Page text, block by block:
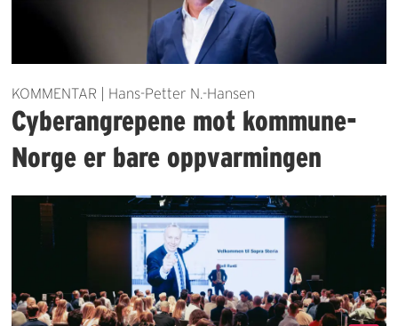
KOMMENTAR | Hans-Petter N.-Hansen
Cyberangrepene mot kommune-
Norge er bare oppvarmingen